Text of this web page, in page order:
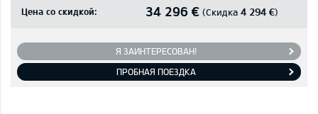
Цена со скидкой: 34 296 € (Скидка 4 294 €)
Я ЗАИНТЕРЕСОВАН!
ПРОБНАЯ ПОЕЗДКА